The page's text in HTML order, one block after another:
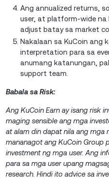
Ang annualized returns,
user, at platform-wide na
adjust batay sa market
Nakalaan sa KuCoin ang
interpretation para sa
anumang katanungan,
support team.
Babala sa Risk:
Ang KuCoin Earn ay isang risk
maging sensible ang mga
at alam din dapat nila ang mga
mananagot ang KuCoin Group
investment ng mga user. Ang
para sa mga user upang
research. Hindi ito advice sa